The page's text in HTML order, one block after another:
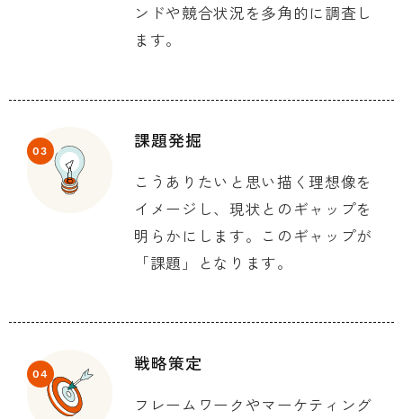
ンドや競合状況を多角的に調査し
ます。
03
課題発掘
こうありたいと思い描く理想像を
イメージし、現状とのギャップを
明らかにします。このギャップが
「課題」となります。
04
戦略策定
フレームワークやマーケティング